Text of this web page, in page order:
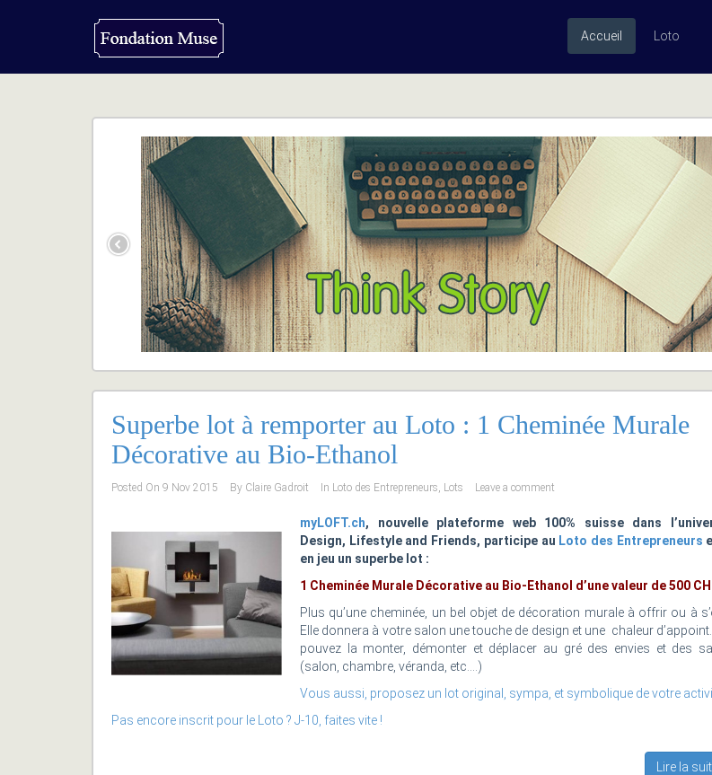
Accueil Loto
Superbe lot à remporter au Loto : 1 Cheminée Murale
Décorative au Bio-Ethanol
Posted On 9 Nov 2015 By Claire Gadroit In Loto des Entrepreneurs, Lots Leave a comment
myLOFT.ch, nouvelle plateforme web 100% suisse dans
Design, Lifestyle and Friends, participe au Loto des Entrepreneurs
en jeu un superbe lot :
1 Cheminée Murale Décorative au Bio-Ethanol d’une valeur de 500
Plus qu’une cheminée, un bel objet de décoration murale à offrir ou à
Elle donnera à votre salon une touche de design et une chaleur
pouvez la monter, démonter et déplacer au gré des envies et des
(salon, chambre, véranda, etc….)
Vous aussi, proposez un lot original, sympa, et symbolique de votre
Pas encore inscrit pour le Loto ? J-10, faites vite !
Lire la